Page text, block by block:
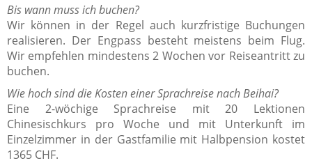
Bis wann muss ich buchen?
Wir können in der Regel auch kurzfristige Buchungen
realisieren. Der Engpass besteht meistens beim Flug.
Wir empfehlen mindestens 2 Wochen vor Reiseantritt zu
buchen.
Wie hoch sind die Kosten einer Sprachreise nach Beihai?
Eine 2-wöchige Sprachreise mit 20 Lektionen
Chinesischkurs pro Woche und mit Unterkunft im
Einzelzimmer in der Gastfamilie mit Halbpension kostet
1365 CHF.